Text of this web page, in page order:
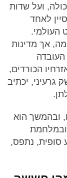
כולה, ועל שדות
לאחד
העולמי.
אך מדינות
הכורדים,
גרעיני, יכתיב
ובהמשך הוא
ובמלחמת
הוא הוכרע סופית, נתפס,